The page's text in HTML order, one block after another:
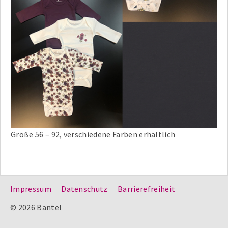
Größe 56 – 92, verschiedene Farben erhältlich
Impressum Datenschutz
Barrierefreiheit
© 2026 Bantel